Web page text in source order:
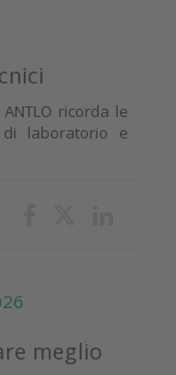
ricorda le
laboratorio e
meglio